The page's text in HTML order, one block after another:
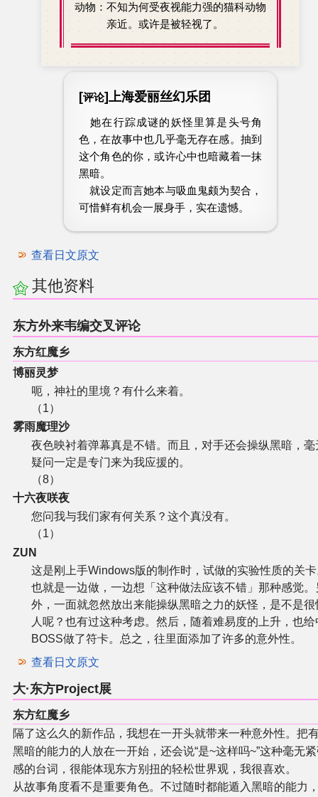
动物：不知为何受夜视能力强的猫科动物
亲近。或许是被轻视了。
[评论]上海爱丽丝幻乐团
她在行踪成谜的妖怪里算是头号角
色，在故事中也几乎毫无存在感。抽到
这个角色的你，或许心中也暗藏着一抹
黑暗。
就设定而言她本与吸血鬼颇为契合，
可惜鲜有机会一展身手，实在遗憾。
查看日文原文
其他资料
东方外来韦编交叉评论
东方红魔乡
博丽灵梦
呃，神社的里境？有什么来着。
（1）
雾雨魔理沙
夜色映衬着弹幕真是不错。而且，对手还会操纵黑暗，毫
疑问一定是专门来为我应援的。
（8）
十六夜咲夜
您问我与我们家有何关系？这个真没有。
（1）
ZUN
这是刚上手Windows版的制作时，试做的实验性质的关
也就是一边做，一边想「这种做法应该不错」那种感觉。
外，一面就忽然放出来能操纵黑暗之力的妖怪，是不是很
人呢？也有过这种考虑。然后，随着难易度的上升，也给
BOSS做了符卡。总之，往里面添加了许多的意外性。
查看日文原文
大·东方Project展
东方红魔乡
隔了这么久的新作品，我想在一开头就带来一种意外性。把
黑暗的能力的人放在一开始，还会说“是~这样吗~”这种毫无
感的台词，很能体现东方别扭的轻松世界观，我很喜欢。
从故事角度看不是重要角色。不过随时都能遁入黑暗的能力